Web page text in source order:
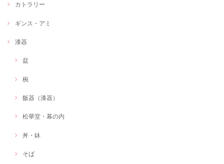
カトラリー
ギンス・アミ
漆器
盆
椀
飯器（漆器）
松華堂・幕の内
丼・鉢
そば